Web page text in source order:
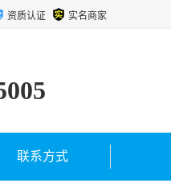
资质认证 实名商家
联系方式